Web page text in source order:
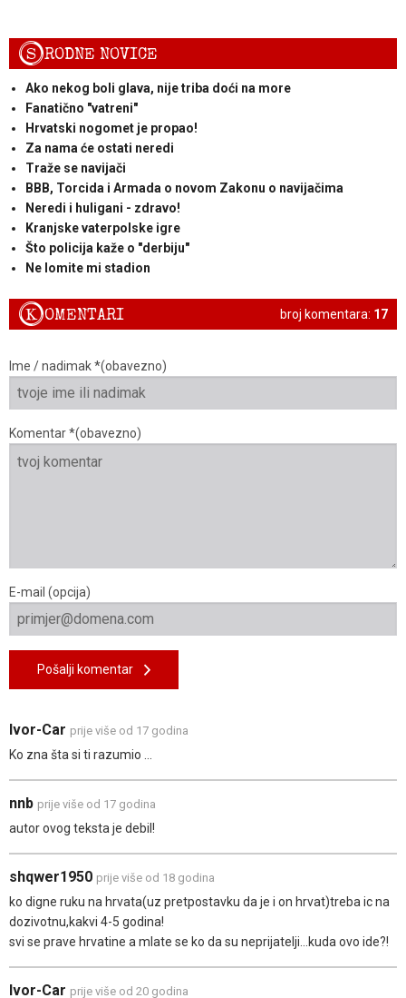
SRODNE NOVICE
Ako nekog boli glava, nije triba doći na more
Fanatično "vatreni"
Hrvatski nogomet je propao!
Za nama će ostati neredi
Traže se navijači
BBB, Torcida i Armada o novom Zakonu o navijačima
Neredi i huligani - zdravo!
Kranjske vaterpolske igre
Što policija kaže o "derbiju"
Ne lomite mi stadion
broj komentara: 17
KOMENTARI
Ime / nadimak *(obavezno)
Komentar *(obavezno)
E-mail (opcija)
Pošalji komentar
Ivor-Car prije više od 17 godina
Ko zna šta si ti razumio ...
nnb prije više od 17 godina
autor ovog teksta je debil!
shqwer1950 prije više od 18 godina
ko digne ruku na hrvata(uz pretpostavku da je i on hrvat)treba ic na
dozivotnu,kakvi 4-5 godina!
svi se prave hrvatine a mlate se ko da su neprijatelji...kuda ovo ide?!
Ivor-Car prije više od 20 godina